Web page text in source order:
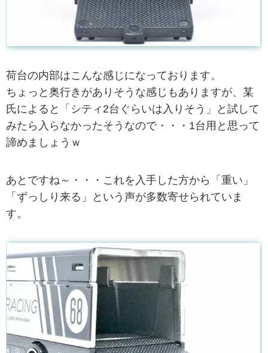
荷台の内部はこんな感じになっております。
ちょっと奥行きがありそうな感じもありますが、某
氏によると「シティ2台ぐらいは入りそう」と試して
みたら入らなかったそうなので・・・1台用と思って
諦めましょうｗ
あとですね～・・・これを入手した方から「重い」
「ずっしり来る」という声が多数寄せられていま
す。